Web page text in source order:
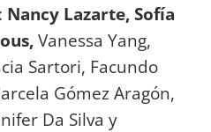
Nancy Lazarte, Sofía
Vanessa Yang,
Sartori, Facundo
Gómez Aragón,
Da Silva y